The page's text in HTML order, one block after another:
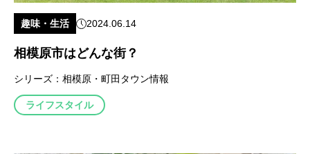
趣味・生活 2024.06.14
相模原市はどんな街？
シリーズ： 相模原・町田タウン情報
ライフスタイル